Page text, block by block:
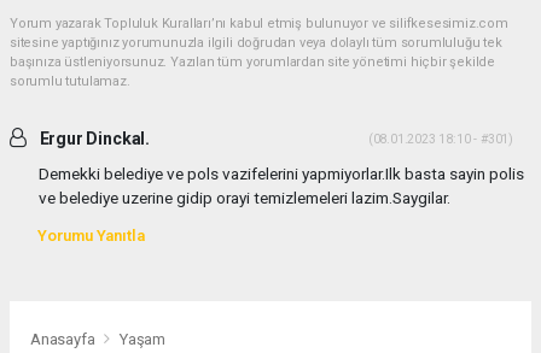
Yorum yazarak Topluluk Kuralları’nı kabul etmiş bulunuyor ve silifkesesimiz.com
sitesine yaptığınız yorumunuzla ilgili doğrudan veya dolaylı tüm sorumluluğu tek
başınıza üstleniyorsunuz. Yazılan tüm yorumlardan site yönetimi hiçbir şekilde
sorumlu tutulamaz.
Ergur Dinckal. (08.01.2023 18:10 - #301)
Demekki belediye ve pols vazifelerini yapmiyorlar.Ilk basta sayin polis
ve belediye uzerine gidip orayi temizlemeleri lazim.Saygilar.
Yorumu Yanıtla
Anasayfa Yaşam